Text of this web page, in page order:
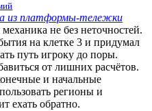
из платформы-тележки
не без неточностей.
на клетке 3 и придумал
путь игроку до поры.
от лишних расчётов.
и начальные
регионы и
ехать обратно.